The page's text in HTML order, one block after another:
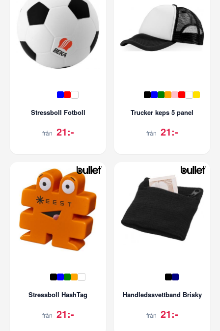
Stressboll Fotboll
från 21:-
Trucker keps 5 panel
från 21:-
Stressboll HashTag
från 21:-
Handledssvettband Brisky
från 21:-